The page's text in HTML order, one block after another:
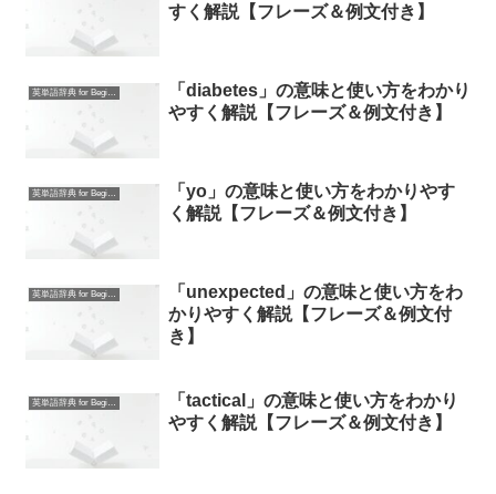
すく解説【フレーズ＆例文付き】
英単語辞典 for Beginners
「diabetes」の意味と使い方をわかり
やすく解説【フレーズ＆例文付き】
英単語辞典 for Beginners
「yo」の意味と使い方をわかりやす
く解説【フレーズ＆例文付き】
英単語辞典 for Beginners
「unexpected」の意味と使い方をわ
かりやすく解説【フレーズ＆例文付
き】
英単語辞典 for Beginners
「tactical」の意味と使い方をわかり
やすく解説【フレーズ＆例文付き】